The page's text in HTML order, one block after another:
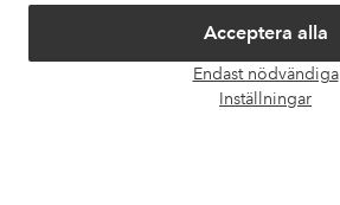
Acceptera alla
Endast nödvändiga
Inställningar